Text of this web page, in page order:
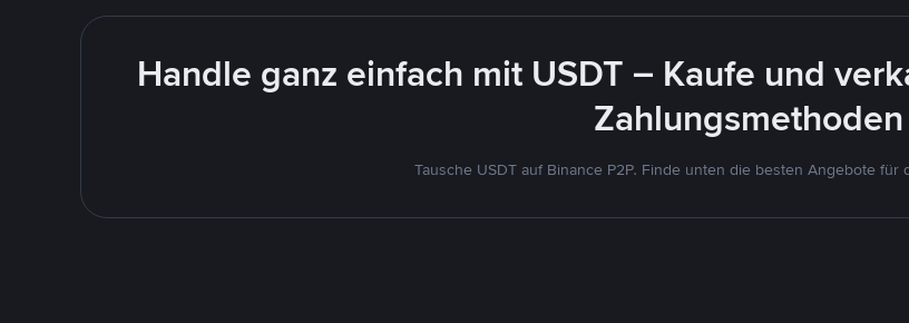
Handle ganz einfach mit USDT – Kaufe und
Zahlungsmethoden
Tausche USDT auf Binance P2P. Finde unten die besten Angebote für